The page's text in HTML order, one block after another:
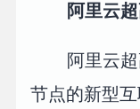
阿里云
阿里云
节点的新型